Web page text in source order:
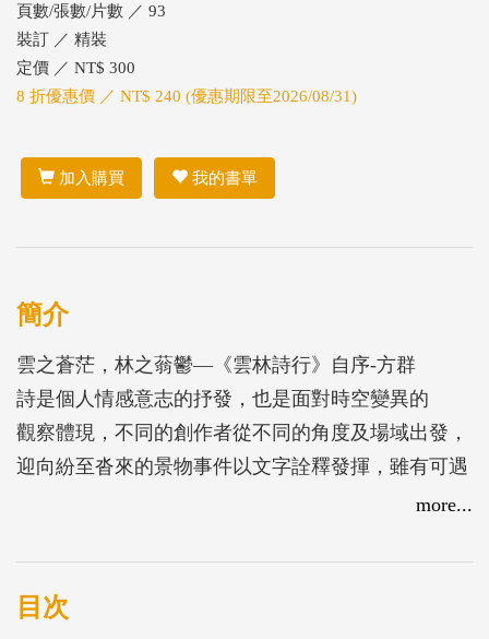
頁數/張數/片數 ／ 93
裝訂 ／ 精裝
定價 ／ NT$ 300
8 折優惠價 ／ NT$ 240 (優惠期限至2026/08/31)
加入購買 我的書單
簡介
雲之蒼茫，林之蓊鬱—《雲林詩行》自序-方群
詩是個人情感意志的抒發，也是面對時空變異的
觀察體現，不同的創作者從不同的角度及場域出發，
迎向紛至沓來的景物事件以文字詮釋發揮，雖有可遇
不可求的慨嘆，也有可求不可得的無奈，但這是詩人
越。
個人從事新詩創作已逾四十載，而自十年前大病
more...
目次